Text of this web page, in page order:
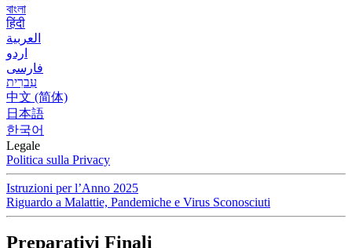
বাংলা
हिंदी
العربية
اردو
فارسی
עִברִית
中文 (简体)
日本語
한국어
Legale
Politica sulla Privacy
Istruzioni per l’Anno 2025
Riguardo a Malattie, Pandemiche e Virus Sconosciuti
Preparativi Finali